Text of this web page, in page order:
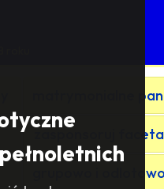
matrymonialne
zasponsoruj faceta
grupowo i odlotowo